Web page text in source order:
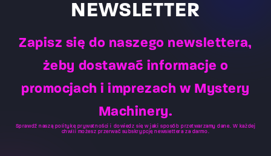
min. Na arenie VR cały czas znajduje się Mistrz Gry,
który obserwuje zachowania i reakcje – tym samym
osób znajdujących się na arenie.
NEWSLETTER
Zapisz się do naszego newslettera,
żeby dostawać informacje o
promocjach i imprezach w Mystery
Machinery.
Sprawdź naszą politykę prywatności
i dowiedz się w jaki sposób przetwarzamy dane. W każdej
chwili możesz przerwać subskrypcję newslettera za darmo.